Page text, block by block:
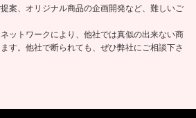
案、オリジナル商品の企画開発など、難しいご
ットワークにより、他社では真似の出来ない商
す。他社で断られても、ぜひ弊社にご相談下さ